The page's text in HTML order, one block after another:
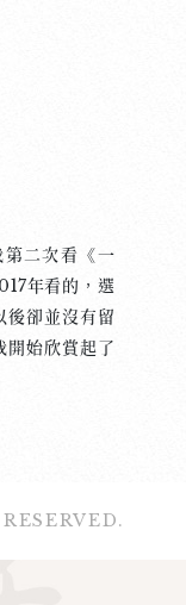
次看《一
年看的，選
後卻並沒有留
開始欣賞起了
成終止和弦，
如同賦格一